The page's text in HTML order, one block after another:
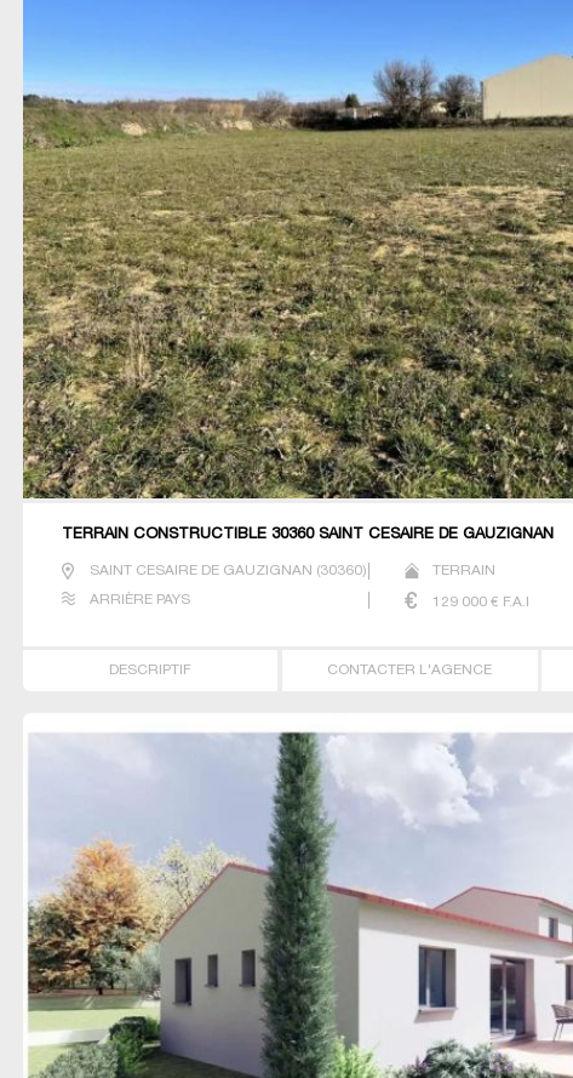
TERRAIN CONSTRUCTIBLE 30360 SAINT CESAIRE DE GAUZIGNAN
SAINT CESAIRE DE GAUZIGNAN (30360) TERRAIN
ARRIÈRE PAYS 129 000€ F.A.I
DESCRIPTIF CONTACTER L'AGENCE